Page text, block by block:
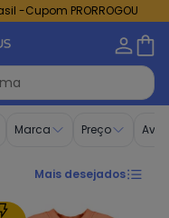
-Cupom PRORROGOU
Marca Preço
Mais desejados